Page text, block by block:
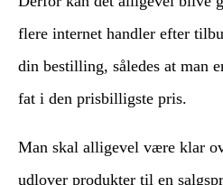
flere internet handler efter
din bestilling, således at man
fat i den prisbilligste pris.
Man skal alligevel være klar
udlover produkter til en